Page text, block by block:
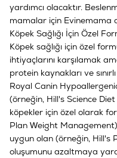
yardımcı olacaktır.
mamalar için Evinemama
Köpek Sağlığı İçin Özel
Köpek sağlığı için özel
ihtiyaçlarını karşılamak
protein kaynakları ve
Royal Canin
(örneğin, Hill's Science
köpekler için özel olarak
Plan Weight
uygun olan (örneğin, Hill's
oluşumunu azaltmaya